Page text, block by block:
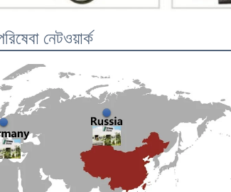
নেটওয়ার্ক